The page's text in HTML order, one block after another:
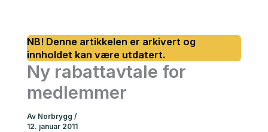
Ny rabattavtale for
medlemmer
Av Norbrygg /
12. januar 2011